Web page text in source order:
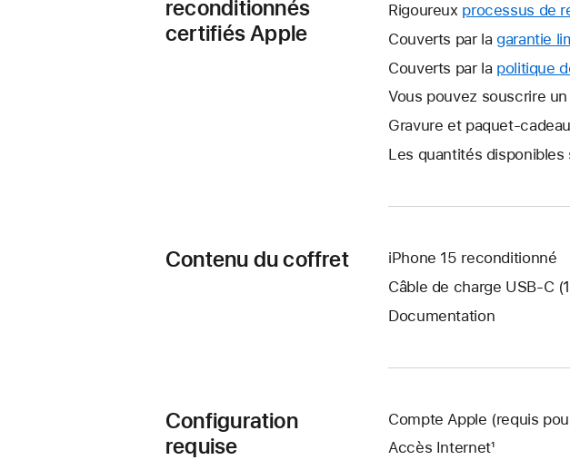
reconditionnés
certifiés Apple
Rigoureux processus de
Couverts par la garantie
Couverts par la politique
Vous pouvez souscrire
Gravure et paquet-
Les quantités disponibles
Contenu du coffret
iPhone 15 reconditionné
Câble de charge USB‑C
Documentation
Configuration
requise
Compte Apple (requis
Accès Internet¹